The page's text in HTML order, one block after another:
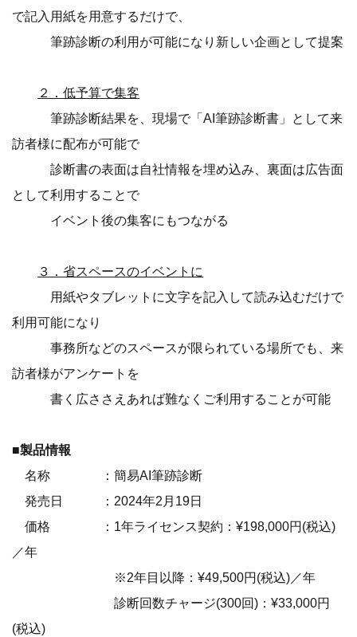
で記入用紙を用意するだけで、
筆跡診断の利用が可能になり新しい企画として提案
２．低予算で集客
筆跡診断結果を、現場で「AI筆跡診断書」として来
訪者様に配布が可能で
診断書の表面は自社情報を埋め込み、裏面は広告面
として利用することで
イベント後の集客にもつながる
３．省スペースのイベントに
用紙やタブレットに文字を記入して読み込むだけで
利用可能になり
事務所などのスペースが限られている場所でも、来
訪者様がアンケートを
書く広ささえあれば難なくご利用することが可能
■製品情報
名称 ：簡易AI筆跡診断
発売日 ：2024年2月19日
価格 ：1年ライセンス契約：¥198,000円(税込)
／年
※2年目以降：¥49,500円(税込)／年
診断回数チャージ(300回)：¥33,000円
(税込)